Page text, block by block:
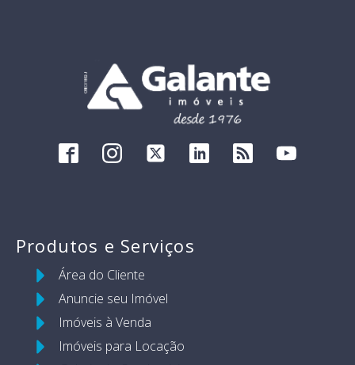
Produtos e Serviços
Área do Cliente
Anuncie seu Imóvel
Imóveis à Venda
Imóveis para Locação